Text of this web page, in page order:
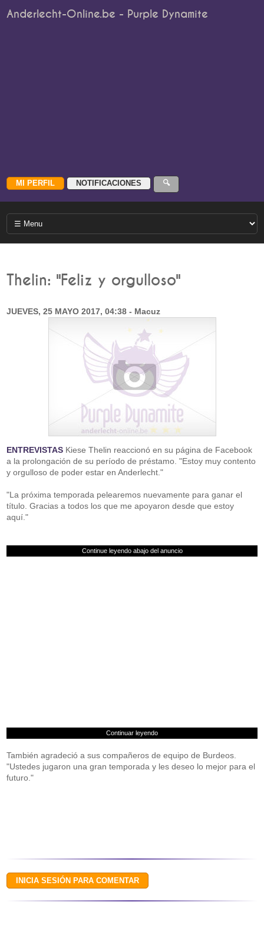
Anderlecht-Online.be - Purple Dynamite
Thelin: "Feliz y orgulloso"
JUEVES, 25 MAYO 2017, 04:38 - Macuz
ENTREVISTAS Kiese Thelin reaccionó en su página de Facebook
a la prolongación de su período de préstamo. "Estoy muy contento
y orgulloso de poder estar en Anderlecht."
"La próxima temporada pelearemos nuevamente para ganar el
título. Gracias a todos los que me apoyaron desde que estoy
aquí."
Continue leyendo abajo del anuncio
Continuar leyendo
También agradeció a sus compañeros de equipo de Burdeos.
"Ustedes jugaron una gran temporada y les deseo lo mejor para el
futuro."